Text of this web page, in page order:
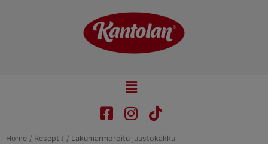
Main
Menu
Home / Reseptit / Lakumarmoroitu juustokakku